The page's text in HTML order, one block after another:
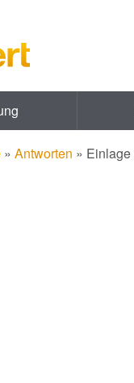
» Antworten »